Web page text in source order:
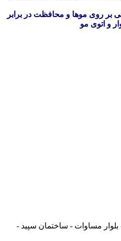
بر روی موها و محافظت در برابر
و اتوی مو
مساوات - ساختمان سپید -